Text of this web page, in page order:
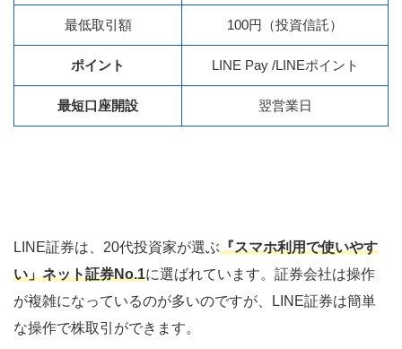
最低取引額 100円（投資信託）
ポイント LINE Pay /LINEポイント
最短口座開設 翌営業日
LINE証券は、20代投資家が選ぶ『スマホ利用で使いやす
い」ネット証券No.1に選ばれています。証券会社は操作
が複雑になっているのが多いのですが、LINE証券は簡単
な操作で株取引ができます。